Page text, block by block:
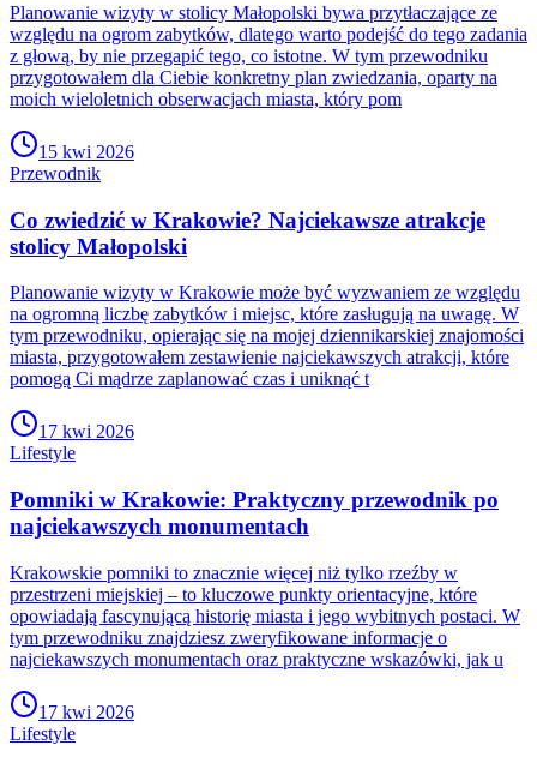
Planowanie wizyty w stolicy Małopolski bywa przytłaczające ze
względu na ogrom zabytków, dlatego warto podejść do tego zadania
z głową, by nie przegapić tego, co istotne. W tym przewodniku
przygotowałem dla Ciebie konkretny plan zwiedzania, oparty na
moich wieloletnich obserwacjach miasta, który pom
15 kwi 2026
Przewodnik
Co zwiedzić w Krakowie? Najciekawsze atrakcje
stolicy Małopolski
Planowanie wizyty w Krakowie może być wyzwaniem ze względu
na ogromną liczbę zabytków i miejsc, które zasługują na uwagę. W
tym przewodniku, opierając się na mojej dziennikarskiej znajomości
miasta, przygotowałem zestawienie najciekawszych atrakcji, które
pomogą Ci mądrze zaplanować czas i uniknąć t
17 kwi 2026
Lifestyle
Pomniki w Krakowie: Praktyczny przewodnik po
najciekawszych monumentach
Krakowskie pomniki to znacznie więcej niż tylko rzeźby w
przestrzeni miejskiej – to kluczowe punkty orientacyjne, które
opowiadają fascynującą historię miasta i jego wybitnych postaci. W
tym przewodniku znajdziesz zweryfikowane informacje o
najciekawszych monumentach oraz praktyczne wskazówki, jak u
17 kwi 2026
Lifestyle